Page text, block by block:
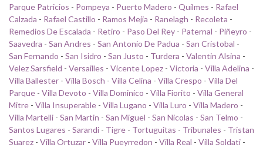
Parque Patricios - Pompeya - Puerto Madero - Quilmes - Rafael
Calzada - Rafael Castillo - Ramos Mejia - Ranelagh - Recoleta -
Remedios De Escalada - Retiro - Paso Del Rey - Paternal - Piñeyro -
Saavedra - San Andres - San Antonio De Padua - San Cristobal -
San Fernando - San Isidro - San Justo - Turdera - Valentin Alsina -
Velez Sarsfield - Versailles - Vicente Lopez - Victoria - Villa Adelina -
Villa Ballester - Villa Bosch - Villa Celina - Villa Crespo - Villa Del
Parque - Villa Devoto - Villa Dominico - Villa Fiorito - Villa General
Mitre - Villa Insuperable - Villa Lugano - Villa Luro - Villa Madero -
Villa Martelli - San Martin - San Miguel - San Nicolas - San Telmo -
Santos Lugares - Sarandi - Tigre - Tortuguitas - Tribunales - Tristan
Suarez - Villa Ortuzar - Villa Pueyrredon - Villa Real - Villa Soldati -